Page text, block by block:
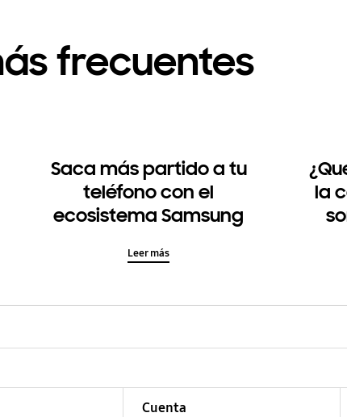
frecuentes
Saca más partido a tu
teléfono con el
ecosistema Samsung
Leer más
la
Cuenta